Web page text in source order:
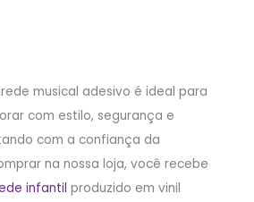
musical adesivo é ideal para
com estilo, segurança e
com a confiança da
na nossa loja, você recebe
infantil produzido em vinil